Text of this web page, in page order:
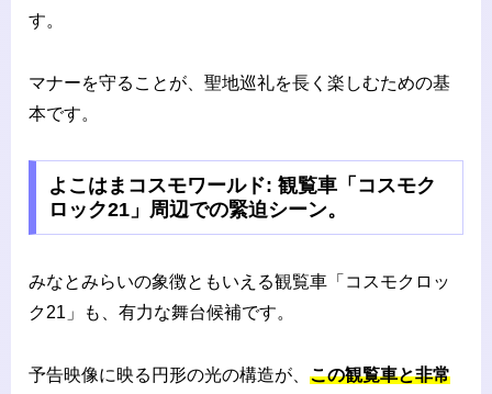
す。
マナーを守ることが、聖地巡礼を長く楽しむための基
本です。
よこはまコスモワールド: 観覧車「コスモク
ロック21」周辺での緊迫シーン。
みなとみらいの象徴ともいえる観覧車「コスモクロッ
ク21」も、有力な舞台候補です。
予告映像に映る円形の光の構造が、 この観覧車と非常